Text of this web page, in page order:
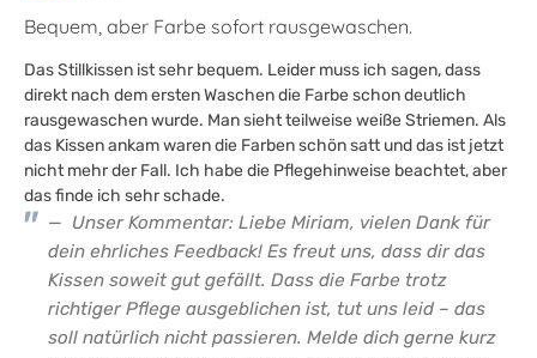
Bewertung mit 2 von 5 Sternen
Bequem, aber Farbe sofort rausgewaschen.
Das Stillkissen ist sehr bequem. Leider muss ich sagen, dass
direkt nach dem ersten Waschen die Farbe schon deutlich
rausgewaschen wurde. Man sieht teilweise weiße Striemen. Als
das Kissen ankam waren die Farben schön satt und das ist jetzt
nicht mehr der Fall. Ich habe die Pflegehinweise beachtet, aber
das finde ich sehr schade.
Unser Kommentar: Liebe Miriam, vielen Dank für
dein ehrliches Feedback! Es freut uns, dass dir das
Kissen soweit gut gefällt. Dass die Farbe trotz
richtiger Pflege ausgeblichen ist, tut uns leid – das
soll natürlich nicht passieren. Melde dich gerne kurz